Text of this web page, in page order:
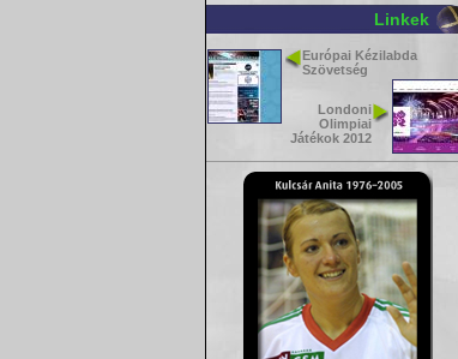
Linkek
Európai Kézilabda
Szövetség
Londoni
Olimpiai
Játékok 2012